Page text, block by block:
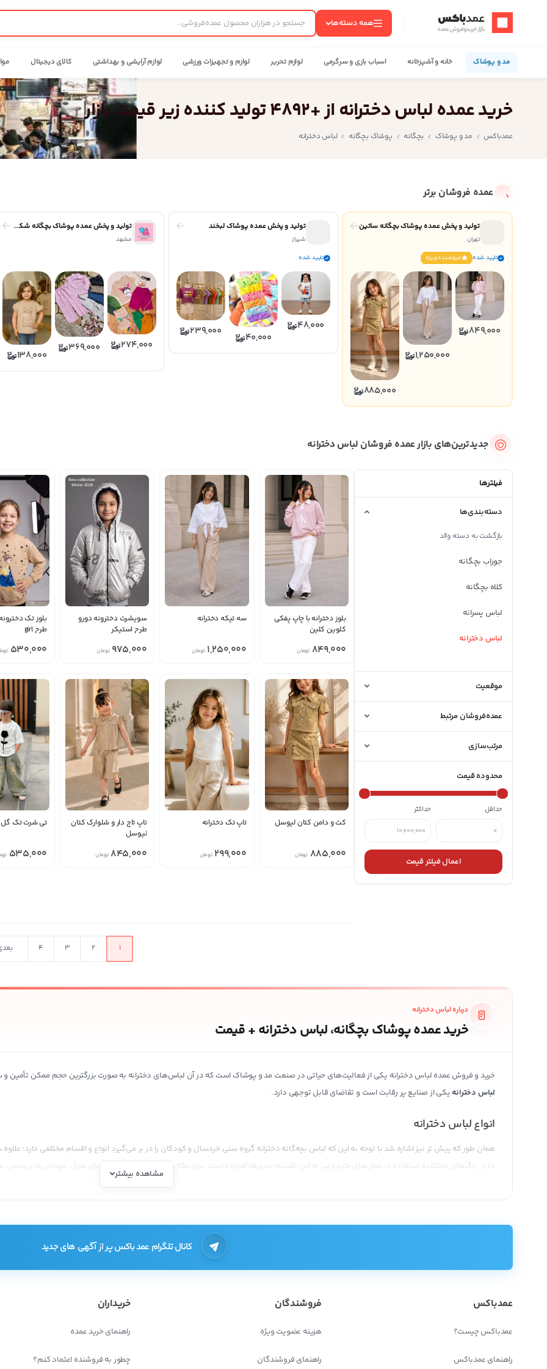
عمدباکس — بازگشت به صفحه اصلی همه دسته‌ها
مد و پوشاک خانه و آشپزخانه اسباب بازی و سرگرمی لوازم تحریر لوازم و تجهیزات ورزشی لوازم آرایشی و بهداشتی کالای دیجیتال
خرید عمده لباس دخترانه از +4892 تولید کننده زیر قیمت بازار
عمدباکس مد و پوشاک بچگانه پوشاک بچگانه لباس دخترانه
عمده فروشان برتر
تولید و پخش عمده پوشاک بچگانه ساتین
تهران
تایید شده
فروشنده ويژه
849,000
1,250,000
885,000
تولید و پخش عمده پوشاک لبخند
شیراز
تایید شده
48,000
40,000
239,000
تولید و پخش عمده پوشاک بچگانه شکوه
مشهد
274,000
369,000
138,000
جدیدترین‌های بازار عمده فروشان لباس دخترانه
فیلترها
دسته‌بندی‌ها
بازگشت به دسته والد
جوراب بچگانه
کلاه بچگانه
لباس پسرانه
لباس دخترانه
موقعیت
عمده‌فروشان مرتبط
مرتب‌سازی
محدوده قیمت
حداقل حداکثر
اعمال فیلتر قیمت
بلوز دخترانه با چاپ پفکی
کلوین کلین
849,000 تومان
سه تیکه دخترانه
1,250,000 تومان
سویشرت دخترونه دورو
طرح استیکر
975,000 تومان
بلوز تک
طرح girl
530,000
کت و دامن کتان لیوسل
885,000 تومان
تاپ تک دخترانه
299,000 تومان
تاپ تاج دار و شلوارک کتان
لیوسل
845,000 تومان
تی شرت تک گل
535,000
1
2
3
4
درباره لباس دخترانه
خرید عمده پوشاک بچگانه، لباس دخترانه + قیمت
خرید و فروش عمده لباس دخترانه یکی از فعالیت‌های حیاتی در صنعت مد و پوشاک است که در آن لباس‌های دخترانه به صورت بزرگترین حجم ممکن تأمین
لباس دخترانه یکی از صنایع پر رقابت است و تقاضای قابل توجهی دارد.
انواع لباس دخترانه
همان طور که پیش تر نیز اشاره شد با توجه به این که لباس بچه‌گانه دخترانه گروه سنی خردسال و کودکان را در بر می‌گیرد انواع و اقسام مختلفی دارد؛
دارد. رنگ‌های مختلف و استفاده در محل‌های متنوع نیز به این تقسیم بندی‌ها افزوده است. برای مثال پوشاک مورد استفاده برای منزل، مهمانی‌های
این‌ها باهم تفاوت دارند. همه این عوامل سبب شده‌اند که دسته بندی‌های زیادی برای لباس بچه‌گانه دخترانه وجود داشته باشد.
سرهمی و هودی
کلاه بافتنی یا کلاه ساحلی و تابستانی
دستکش
مشاهده بیشتر
کانال تلگرام عمد باکس پر از آگهی های جدید
عمدباکس
عمدباکس چیست؟
راهنمای عمدباکس
فروشندگان
هزینه عضویت ویژه
راهنمای فروشندگان
خریداران
راهنمای خرید عمده
چطور به فروشنده اعتماد کنم؟